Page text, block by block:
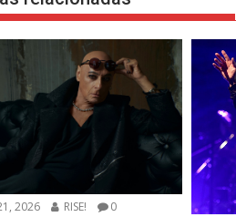
2026 RISE! 0